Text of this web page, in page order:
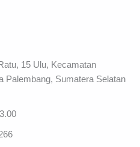
15 Ulu, Kecamatan
Palembang, Sumatera Selatan